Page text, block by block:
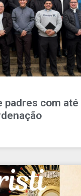
padres com até